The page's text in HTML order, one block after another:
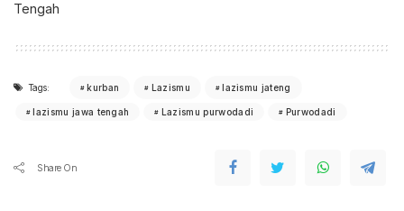
Tengah
Tags: kurban Lazismu lazismu jateng
lazismu jawa tengah Lazismu purwodadi Purwodadi
Share On